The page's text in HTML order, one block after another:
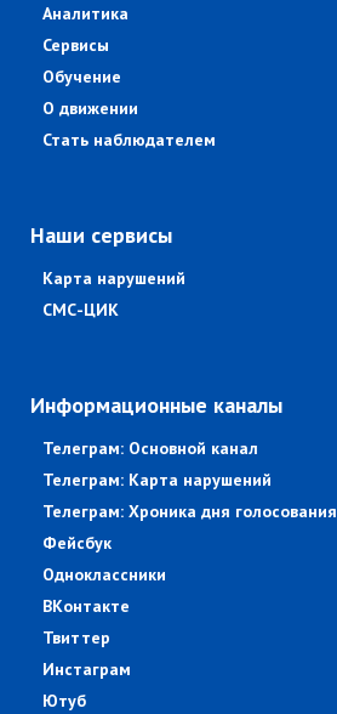
Аналитика
Сервисы
Обучение
О движении
Стать наблюдателем
Наши сервисы
Карта нарушений
СМС-ЦИК
Информационные каналы
Телеграм: Основной канал
Телеграм: Карта нарушений
Телеграм: Хроника дня голосования
Фейсбук
Одноклассники
ВКонтакте
Твиттер
Инстаграм
Ютуб